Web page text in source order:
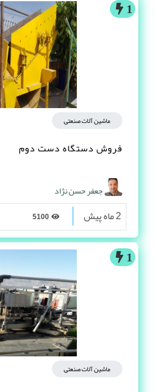
1
ماشین آلات صنعتی
فروش دستگاه دست دوم
جعفر حسن نژاد
2 ماه پیش
1
ماشین آلات صنعتی